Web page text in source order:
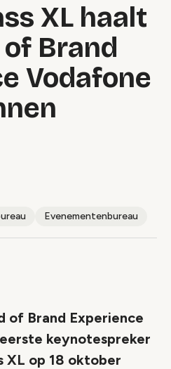
XL haalt
Brand
Vodafone
Evenementenbureau
of Brand Experience
keynotespreker
XL op 18 oktober